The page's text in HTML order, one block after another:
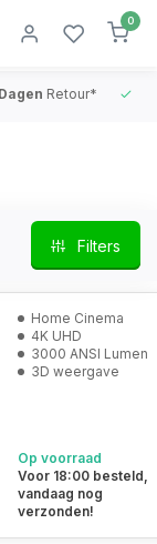
0
Retour*
Filters
Home Cinema
4K UHD
3000 ANSI Lumen
3D weergave
Op voorraad
Voor 18:00 besteld,
vandaag nog
verzonden!